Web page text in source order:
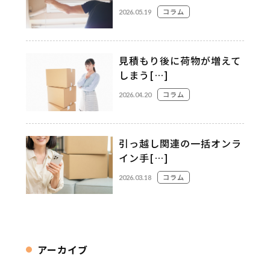
2026.05.19 コラム
見積もり後に荷物が増えて
しまう[…]
2026.04.20 コラム
引っ越し関連の一括オンラ
イン手[…]
2026.03.18 コラム
アーカイブ